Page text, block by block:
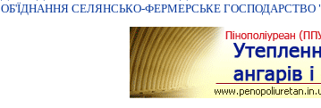
ОБ'ЇДНАННЯ СЕЛЯНСЬКО-ФЕРМЕРСЬКЕ ГОСПОДАРСТВО